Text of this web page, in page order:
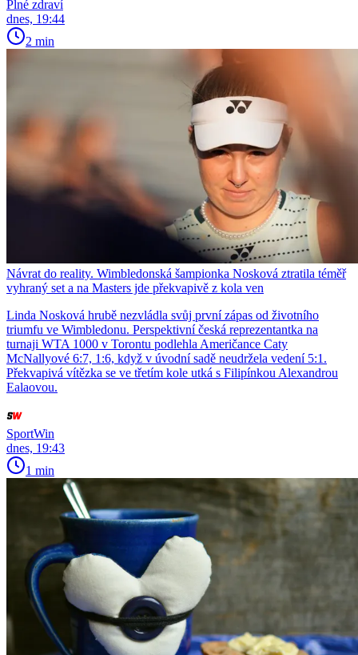
Plné zdraví
dnes, 19:44
2 min
Návrat do reality. Wimbledonská šampionka Nosková ztratila téměř
vyhraný set a na Masters jde překvapivě z kola ven
Linda Nosková hrubě nezvládla svůj první zápas od životního
triumfu ve Wimbledonu. Perspektivní česká reprezentantka na
turnaji WTA 1000 v Torontu podlehla Američance Caty
McNallyové 6:7, 1:6, když v úvodní sadě neudržela vedení 5:1.
Překvapivá vítězka se ve třetím kole utká s Filipínkou Alexandrou
Ealaovou.
SportWin
dnes, 19:43
1 min